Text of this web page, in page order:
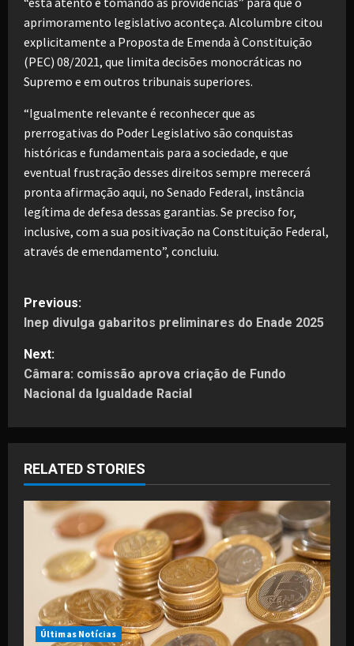
aprimoramento legislativo aconteça. Alcolumbre citou
explicitamente a Proposta de Emenda à Constituição
(PEC) 08/2021, que limita decisões monocráticas no
Supremo e em outros tribunais superiores.
“Igualmente relevante é reconhecer que as
prerrogativas do Poder Legislativo são conquistas
históricas e fundamentais para a sociedade, e que
eventual frustração desses direitos sempre merecerá
pronta afirmação aqui, no Senado Federal, instância
legítima de defesa dessas garantias. Se preciso for,
inclusive, com a sua positivação na Constituição Federal,
através de emendamento”, concluiu.
P
o
s
t
n
a
v
Previous:
Inep divulga gabaritos preliminares do Enade 2025
Next:
Câmara: comissão aprova criação de Fundo
Nacional da Igualdade Racial
RELATED STORIES
Últimas Notícias